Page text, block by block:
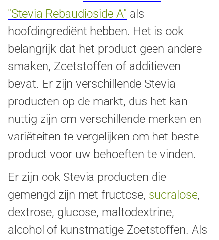
"Stevia Rebaudioside A" als
hoofdingrediënt hebben. Het is ook
belangrijk dat het product geen andere
smaken, Zoetstoffen of additieven
bevat. Er zijn verschillende Stevia
producten op de markt, dus het kan
nuttig zijn om verschillende merken en
variëteiten te vergelijken om het beste
product voor uw behoeften te vinden.
Er zijn ook Stevia producten die
gemengd zijn met fructose, sucralose,
dextrose, glucose, maltodextrine,
alcohol of kunstmatige Zoetstoffen. Als